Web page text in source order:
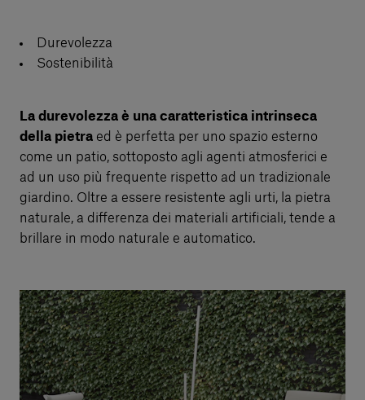
Durevolezza
Sostenibilità
La durevolezza è una caratteristica intrinseca
della pietra ed è perfetta per uno spazio esterno
come un patio, sottoposto agli agenti atmosferici e
ad un uso più frequente rispetto ad un tradizionale
giardino. Oltre a essere resistente agli urti, la pietra
naturale, a differenza dei materiali artificiali, tende a
brillare in modo naturale e automatico.